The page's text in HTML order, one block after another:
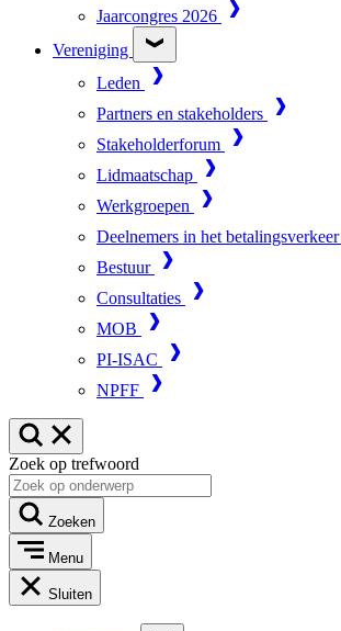
Jaarcongres 2026
Vereniging
Leden
Partners en stakeholders
Stakeholderforum
Lidmaatschap
Werkgroepen
Deelnemers in het betalingsverkeer
Bestuur
Consultaties
MOB
PI-ISAC
NPFF
Zoek op trefwoord
Zoeken
Menu
Sluiten